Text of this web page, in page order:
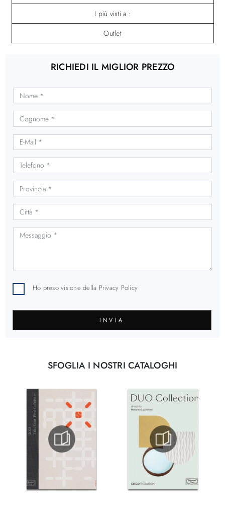
I più visti a :
Outlet
RICHIEDI IL MIGLIOR PREZZO
Ho preso visione della Privacy Policy
INVIA
SFOGLIA I NOSTRI CATALOGHI